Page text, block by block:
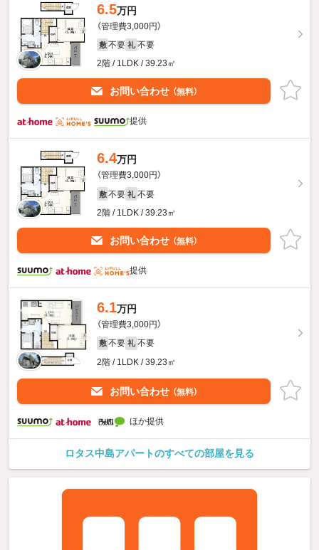
6.5万円
（管理費3,000円）
敷 不要 礼 不要
2階 / 1LDK / 39.23㎡
お問い合わせ （無料）
提供
6.4万円
（管理費3,000円）
敷 不要 礼 不要
2階 / 1LDK / 39.23㎡
お問い合わせ （無料）
提供
6.1万円
（管理費3,000円）
敷 不要 礼 不要
2階 / 1LDK / 39.23㎡
お問い合わせ （無料）
ほか提供
ロタス中島アパートのすべての部屋を見る